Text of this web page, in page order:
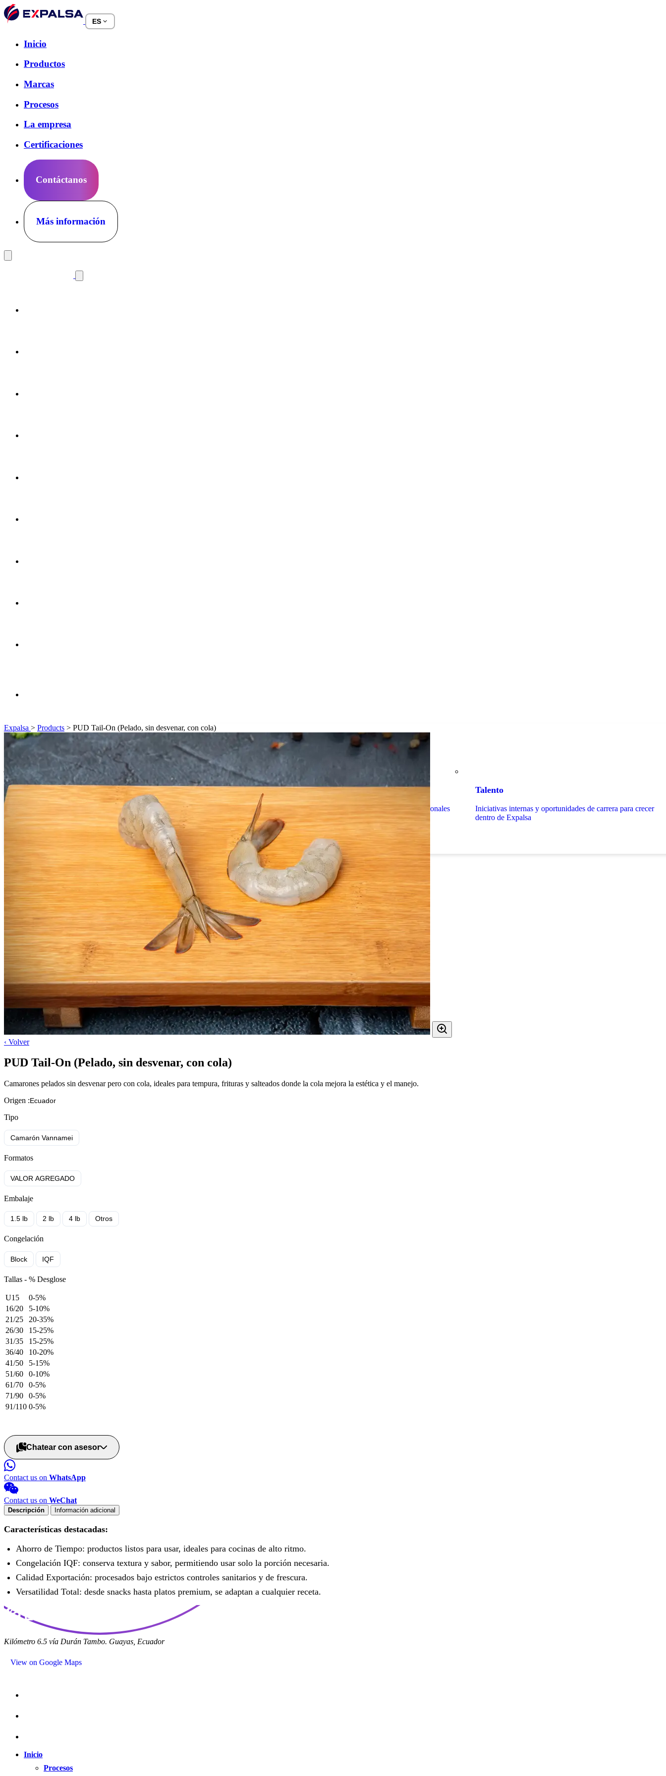
ES
Inicio
Productos
Marcas
Procesos
La empresa
Certificaciones
Contáctanos
Más información
Sostenibilidad
Acciones que promueven la responsabilidad ambiental y el
bienestar de la comunidad
Noticias
Un espacio para compartir actualizaciones, hitos institucionales
y avances técnicos
Talento
Iniciativas internas y oportunidades de carrera para crecer
dentro de Expalsa
Expalsa > Products > PUD Tail-On (Pelado, sin desvenar, con cola)
‹ Volver
PUD Tail-On (Pelado, sin desvenar, con cola)
Camarones pelados sin desvenar pero con cola, ideales para tempura, frituras y salteados donde la cola mejora la estética y el manejo.
Origen
Ecuador
Tipo
Camarón Vannamei
Formatos
VALOR AGREGADO
Embalaje
1.5 lb 2 lb 4 lb Otros
Congelación
Block IQF
Tallas - % Desglose
U15
0-5%
16/20
5-10%
21/25
20-35%
26/30
15-25%
31/35
15-25%
36/40
10-20%
41/50
5-15%
51/60
0-10%
61/70
0-5%
71/90
0-5%
91/110 0-5%
Chatear con asesor
Contact us on WhatsApp
Contact us on WeChat
Descripción Información adicional
Características destacadas:
Ahorro de Tiempo: productos listos para usar, ideales para cocinas de alto ritmo.
Congelación IQF: conserva textura y sabor, permitiendo usar solo la porción necesaria.
Calidad Exportación: procesados bajo estrictos controles sanitarios y de frescura.
Versatilidad Total: desde snacks hasta platos premium, se adaptan a cualquier receta.
Kilómetro 6.5 vía Durán Tambo. Guayas, Ecuador
View on Google Maps
Inicio
Procesos